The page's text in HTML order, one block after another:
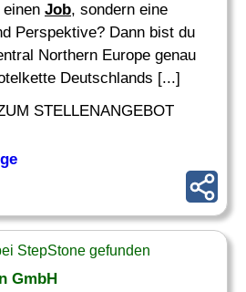
Job, sondern eine
Perspektive? Dann bist du
Northern Europe genau
Deutschlands [...]
STELLENANGEBOT
StepStone gefunden
GmbH